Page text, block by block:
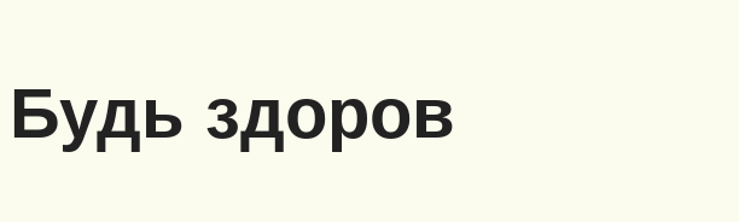
Будь здоров